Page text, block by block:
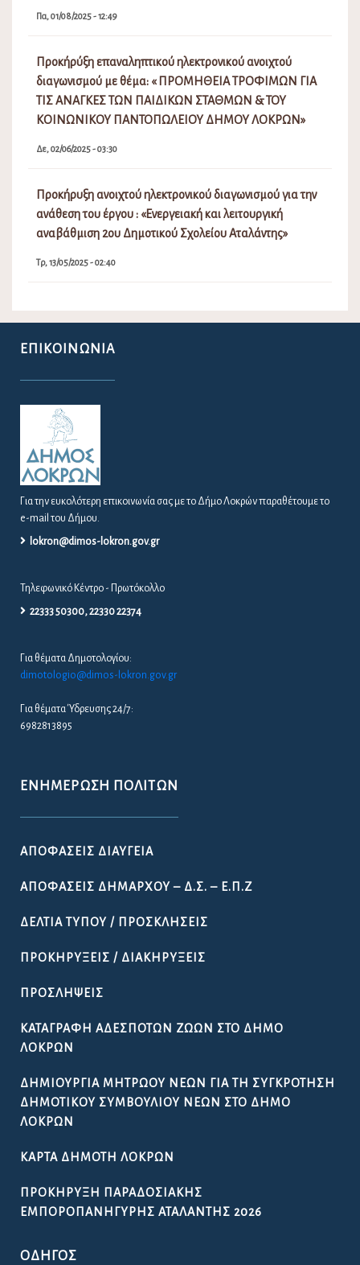
Πα, 01/08/2025 - 12:49
Προκήρύξη επαναληπτικού ηλεκτρονικού ανοιχτού
διαγωνισμού με θέμα: « ΠΡΟΜΗΘΕΙΑ ΤΡΟΦΙΜΩΝ ΓΙΑ
ΤΙΣ ΑΝΑΓΚΕΣ ΤΩΝ ΠΑΙΔΙΚΩΝ ΣΤΑΘΜΩΝ & ΤΟΥ
ΚΟΙΝΩΝΙΚΟΥ ΠΑΝΤΟΠΩΛΕΙΟΥ ΔΗΜΟΥ ΛΟΚΡΩΝ»
Δε, 02/06/2025 - 03:30
Προκήρυξη ανοιχτού ηλεκτρονικού διαγωνισμού για την
ανάθεση του έργου : «Ενεργειακή και λειτουργική
αναβάθμιση 2ου Δημοτικού Σχολείου Αταλάντης»
Τρ, 13/05/2025 - 02:40
ΕΠΙΚΟΙΝΩΝΊΑ
Για την ευκολότερη επικοινωνία σας με το Δήμο Λοκρών παραθέτουμε το
e-mail του Δήμου.
lokron@dimos-lokron.gov.gr
Τηλεφωνικό Κέντρο - Πρωτόκολλο
22333 50300, 22330 22374
Για θέματα Δημοτολογίου:
dimotologio@dimos-lokron.gov.gr
Για θέματα Ύδρευσης 24/7:
6982813895
ΕΝΗΜΈΡΩΣΗ ΠΟΛΙΤΏΝ
ΑΠΟΦΆΣΕΙΣ ΔΙΑΎΓΕΙΑ
ΑΠΟΦΆΣΕΙΣ ΔΗΜΆΡΧΟΥ – Δ.Σ. – Ε.Π.Ζ
ΔΕΛΤΊΑ ΤΎΠΟΥ / ΠΡΟΣΚΛΉΣΕΙΣ
ΠΡΟΚΗΡΎΞΕΙΣ / ΔΙΑΚΗΡΎΞΕΙΣ
ΠΡΟΣΛΉΨΕΙΣ
ΚΑΤΑΓΡΑΦΉ ΑΔΈΣΠΟΤΩΝ ΖΏΩΝ ΣΤΟ ΔΉΜΟ
ΛΟΚΡΏΝ
ΔΗΜΙΟΥΡΓΊΑ ΜΗΤΡΏΟΥ ΝΈΩΝ ΓΙΑ ΤΗ ΣΥΓΚΡΌΤΗΣΗ
ΔΗΜΟΤΙΚΟΎ ΣΥΜΒΟΥΛΊΟΥ ΝΈΩΝ ΣΤΟ ΔΉΜΟ
ΛΟΚΡΏΝ
ΚΆΡΤΑ ΔΗΜΌΤΗ ΛΟΚΡΏΝ
ΠΡΟΚΉΡΥΞΗ ΠΑΡΑΔΟΣΙΑΚΉΣ
ΕΜΠΟΡΟΠΑΝΉΓΥΡΗΣ ΑΤΑΛΆΝΤΗΣ 2026
ΟΔΗΓΌΣ